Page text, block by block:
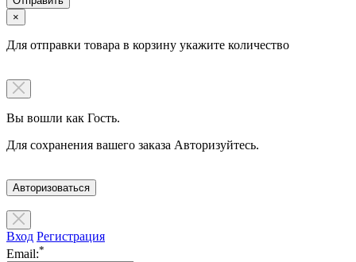
×
Для отправки товара в корзину укажите количество
Вы вошли как Гость.
Для сохранения вашего заказа Авторизуйтесь.
Авторизоваться
Вход Регистрация
Email:*